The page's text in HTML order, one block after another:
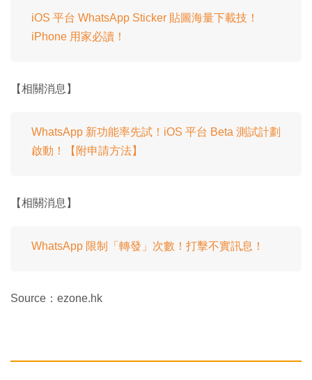
iOS 平台 WhatsApp Sticker 貼圖海量下載技！
iPhone 用家必讀！
【相關消息】
WhatsApp 新功能率先試！iOS 平台 Beta 測試計劃
啟動！【附申請方法】
【相關消息】
WhatsApp 限制「轉發」次數！打擊不實訊息！
Source：ezone.hk